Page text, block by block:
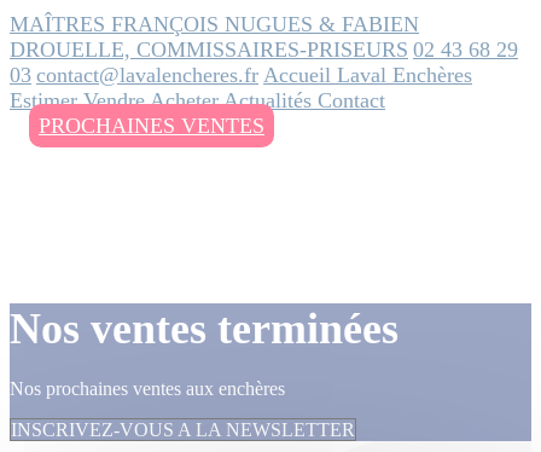
MAÎTRES FRANÇOIS NUGUES & FABIEN
DROUELLE, COMMISSAIRES-PRISEURS 02 43 68 29
03 contact@lavalencheres.fr Accueil Laval Enchères
EstimerVendreAcheterActualités Contact
PROCHAINES VENTES
Nos ventes terminées
Nos prochaines ventes aux enchères
INSCRIVEZ-VOUS A LA NEWSLETTER